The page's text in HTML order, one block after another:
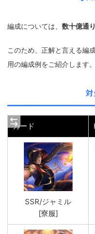
編成については、 数十億通り
このため、正解と言える編
用の編成例をご紹介します。
カード
SSR/ジャミル
[寮服]